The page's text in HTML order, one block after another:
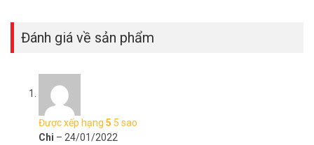
Đánh giá về sản phẩm
Được xếp hạng 5 5 sao
Chi – 24/01/2022